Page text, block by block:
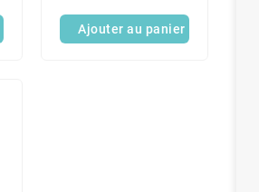
Ajouter au panier